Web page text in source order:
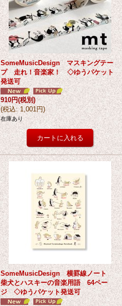
SomeMusicDesign マスキングテー
プ 走れ！音楽家！ ◇ゆうパケット
発送可
910円(税別)
(税込: 1,001円)
在庫あり
SomeMusicDesign 横罫線ノート
柴犬とハスキーの音楽用語 64ペー
ジ ◇ゆうパケット発送可